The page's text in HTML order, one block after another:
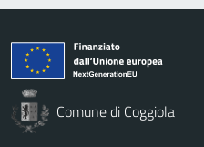
Comune di Coggiola